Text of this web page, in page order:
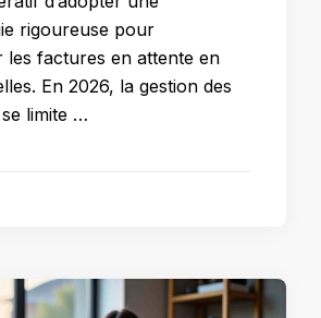
rigoureuse pour
les factures en attente en
En 2026, la gestion des
limite …